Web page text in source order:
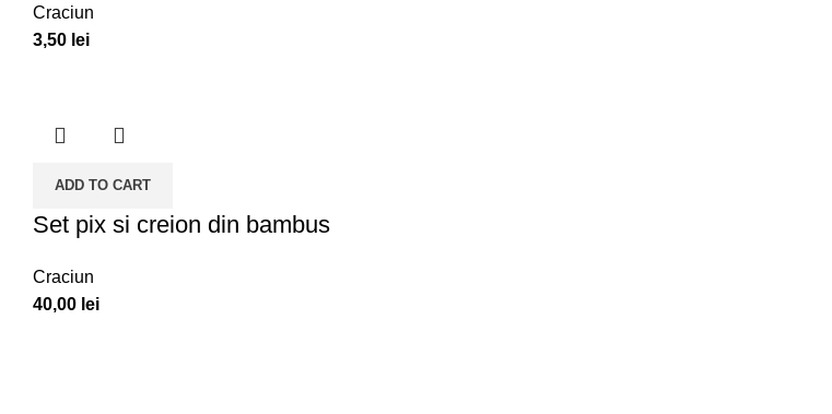
Craciun
3,50 lei
ADD TO CART
Set pix si creion din bambus
Craciun
40,00 lei